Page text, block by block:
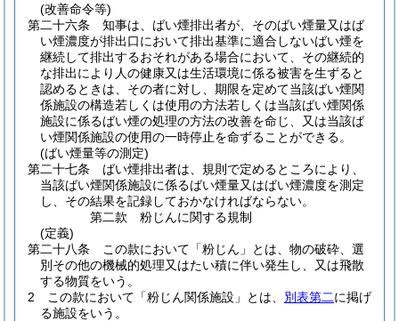
(改善命令等)
第二十六条
知事は、ばい煙排出者が、そのばい煙量又はば
い煙濃度が排出口において排出基準に適合しないばい煙を
継続して排出するおそれがある場合において、その継続的
な排出により人の健康又は生活環境に係る被害を生ずると
認めるときは、その者に対し、期限を定めて当該ばい煙関
係施設の構造若しくは使用の方法若しくは当該ばい煙関係
施設に係るばい煙の処理の方法の改善を命じ、又は当該ば
い煙関係施設の使用の一時停止を命ずることができる。
(ばい煙量等の測定)
第二十七条
ばい煙排出者は、規則で定めるところにより、
当該ばい煙関係施設に係るばい煙量又はばい煙濃度を測定
し、その結果を記録しておかなければならない。
第二款
粉じんに関する規制
(定義)
第二十八条
この款において「粉じん」とは、物の破砕、選
別その他の機械的処理又はたい積に伴い発生し、又は飛散
する物質をいう。
2
この款において「粉じん関係施設」とは、 別表第二に掲げ
る施設をいう。